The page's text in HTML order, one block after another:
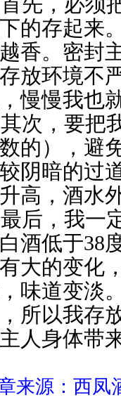
的存起来
香。密封
放环境不
慢慢我也
次，要把
的），避
阴暗的过
高，酒水
后，我一
酒低于38
大的变化
味道变淡
所以我存
人身体带
来源：西凤